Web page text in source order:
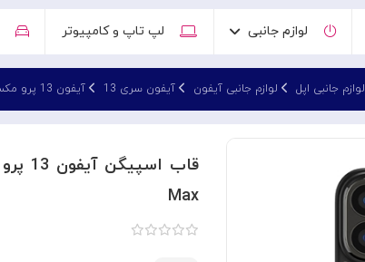
لوازم جانبی لپ تاپ و کامپیوتر
لوازم جانبی اپل لوازم جانبی آیفون آیفون سری 13 آیفون 13 پرو مکس
Max